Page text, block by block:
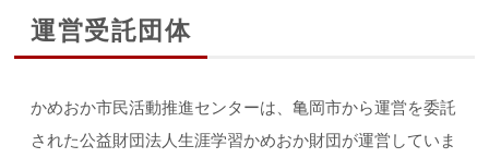
運営受託団体
かめおか市民活動推進センターは、亀岡市から運営を委託
された公益財団法人生涯学習かめおか財団が運営していま